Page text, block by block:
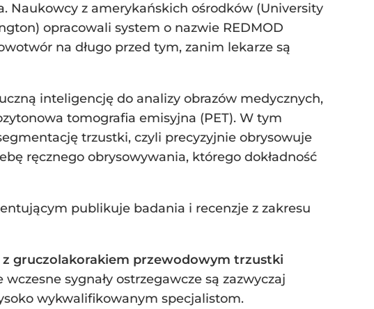
Naukowcy z amerykańskich ośrodków (University
opracowali system o nazwie REDMOD
na długo przed tym, zanim lekarze są
inteligencję do analizy obrazów medycznych,
tomografia emisyjna (PET). W tym
trzustki, czyli precyzyjnie obrysowuje
ręcznego obrysowywania, którego dokładność
publikuje badania i recenzje z zakresu
gruczolakorakiem przewodowym trzustki
wczesne sygnały ostrzegawcze są zazwyczaj
wykwalifikowanym specjalistom.